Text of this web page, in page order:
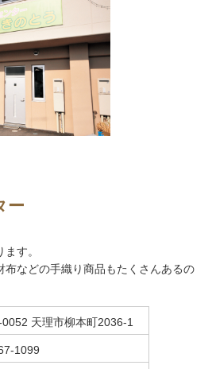
ー
す。
布などの手織り商品もたくさんあるの
天理市柳本町2036-1
1099